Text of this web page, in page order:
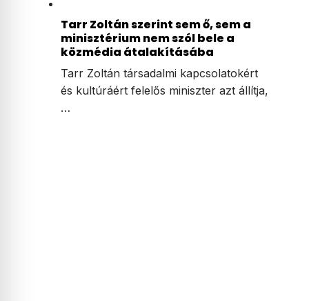
Tarr Zoltán szerint sem ő, sem a
minisztérium nem szól bele a
közmédia átalakításába
Tarr Zoltán társadalmi kapcsolatokért
és kultúráért felelős miniszter azt állítja,
…